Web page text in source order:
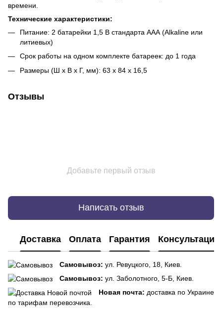
времени.
Технические характеристики:
Питание: 2 батарейки 1,5 В стандарта ААА (Alkaline или
литиевых)
Срок работы на одном комплекте батареек: до 1 года
Размеры (Ш х В х Г, мм): 63 x 84 x 16,5
Отзывы
Добавьте первый отзыв
Написать отзыв
Доставка Оплата Гарантия Консультация
Самовывоз: ул. Ревуцкого, 18, Киев.
Самовывоз: ул. Заболотного, 5-Б, Киев.
Новая почта: доставка по Украине
по тарифам перевозчика.